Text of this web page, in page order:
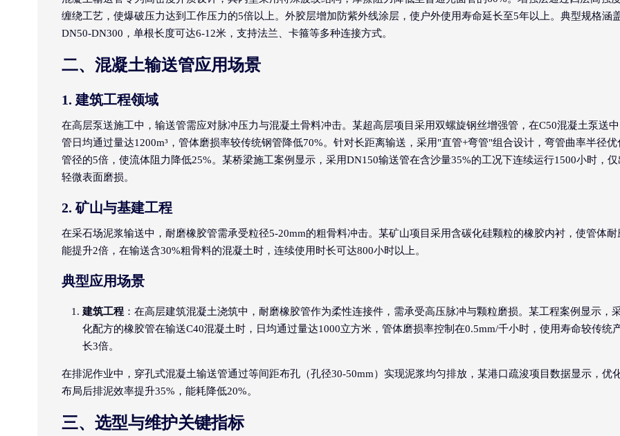
缠绕工艺，使爆破压力达到工作压力的5倍以上。外胶层增加防紫外线涂层，使户外使用寿命延长至5年以上。典型规格涵
DN50-DN300，单根长度可达6-12米，支持法兰、卡箍等多种连接方式。
二、混凝土输送管应用场景
1. 建筑工程领域
在高层泵送施工中，输送管需应对脉冲压力与混凝土骨料冲击。某超高层项目采用双螺旋钢丝增强管，在C50混凝土泵送
管日均通过量达1200m³，管体磨损率较传统钢管降低70%。针对长距离输送，采用"直管+弯管"组合设计，弯管曲率半径优
管径的5倍，使流体阻力降低25%。某桥梁施工案例显示，采用DN150输送管在含沙量35%的工况下连续运行1500小时，仅
轻微表面磨损。
2. 矿山与基建工程
在采石场泥浆输送中，耐磨橡胶管需承受粒径5-20mm的粗骨料冲击。某矿山项目采用含碳化硅颗粒的橡胶内衬，使管体耐
能提升2倍，在输送含30%粗骨料的混凝土时，连续使用时长可达800小时以上。
典型应用场景
建筑工程：在高层建筑混凝土浇筑中，耐磨橡胶管作为柔性连接件，需承受高压脉冲与颗粒磨损。某工程案例显示，
化配方的橡胶管在输送C40混凝土时，日均通过量达1000立方米，管体磨损率控制在0.5mm/千小时，使用寿命较传统
长3倍。
在排泥作业中，穿孔式混凝土输送管通过等间距布孔（孔径30-50mm）实现泥浆均匀排放，某港口疏浚项目数据显示，优
布局后排泥效率提升35%，能耗降低20%。
三、选型与维护关键指标